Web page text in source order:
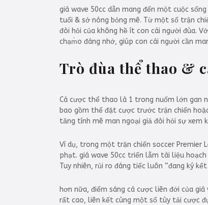
giá wave 50cc dẫn mang đến một cuộc
tuổi & sở nóng bỏng mê. Từ một số trận
đòi hỏi của không hề ít con cái người đùa.
chạm̀o đáng nhớ, giúp con cái người cần
Trò đùa thể thao &
Cá cược thể thao là 1 trong nuốm lớn gan
bao gồm thể đặt cược trước trận chiến
tăng tính mê man ngoại giả đòi hỏi sự xem
Ví dụ, trong một trận chiến soccer Premier
phạt. giá wave 50cc triển lẵm tài liệu
Tuy nhiên, rủi ro đáng tiếc luôn “đang ký
hơn nữa, điểm sáng cá cược liên đới của
rất cao, liên kết cùng một số tùy tải cược